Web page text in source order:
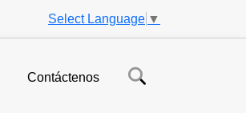
Select Language ▼
Contáctenos